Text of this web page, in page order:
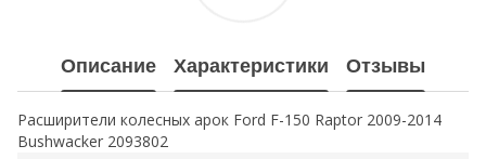
Описание Характеристики Отзывы
Расширители колесных арок Ford F-150 Raptor 2009-2014
Bushwacker 2093802